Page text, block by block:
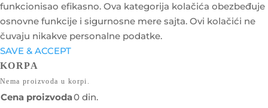
funkcionisao efikasno. Ova kategorija kolačića obezbeđuje
osnovne funkcije i sigurnosne mere sajta. Ovi kolačići ne
čuvaju nikakve personalne podatke.
SAVE & ACCEPT
KORPA
Nema proizvoda u korpi.
Cena proizvoda0 din.